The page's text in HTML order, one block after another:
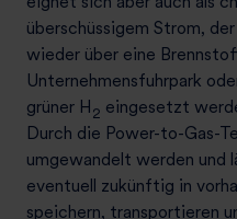
überschüssigem Strom,
wieder über eine
Unternehmensfuhrpark
grüner H2 eingesetzt
Durch die Power-to-Gas-
umgewandelt werden und
eventuell zukünftig in
speichern, transportieren